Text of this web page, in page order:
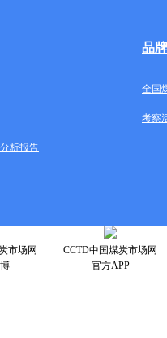
品
全国
考察
析报告
市场网
CCTD中国煤炭市场网
官方APP